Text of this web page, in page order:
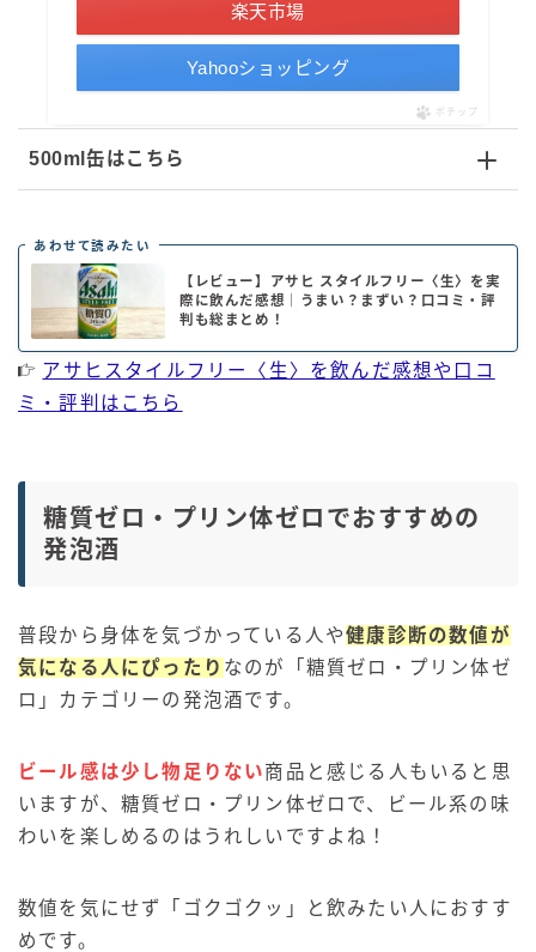
楽天市場
Yahooショッピング
ポチップ
500ml缶はこちら
あわせて読みたい
【レビュー】アサヒ スタイルフリー〈生〉を実
際に飲んだ感想｜うまい？まずい？口コミ・評
判も総まとめ！
アサヒスタイルフリー〈生〉を飲んだ感想や口コ
ミ・評判はこちら
糖質ゼロ・プリン体ゼロでおすすめの
発泡酒
普段から身体を気づかっている人や健康診断の数値が
気になる人にぴったり なのが「糖質ゼロ・プリン体ゼ
ロ」カテゴリーの発泡酒です。
ビール感は少し物足りない商品と感じる人もいると思
いますが、糖質ゼロ・プリン体ゼロで、ビール系の味
わいを楽しめるのはうれしいですよね！
数値を気にせず「ゴクゴクッ」と飲みたい人におすす
めです。